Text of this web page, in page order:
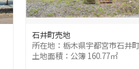
石井町売地
所在地：栃木県宇都宮市石井町
土地面積：公簿 160.77㎡